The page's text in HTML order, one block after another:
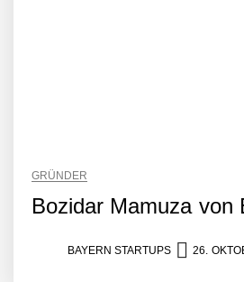
GRÜNDER
Bozidar Mamuza von
BAYERN STARTUPS 26.